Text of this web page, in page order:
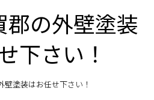
の外壁塗装
下さい！
壁塗装はお任せ下さい！